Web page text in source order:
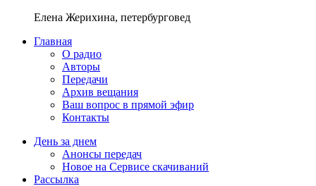
Елена Жерихина, петербурговед
Главная
О радио
Авторы
Передачи
Архив вещания
Ваш вопрос в прямой эфир
Контакты
День за днем
Анонсы передач
Новое на Сервисе скачиваний
Рассылка